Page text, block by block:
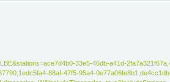
33e5-46db-a41d-
88af-47f5-95a4-